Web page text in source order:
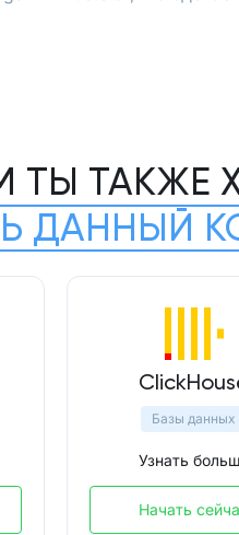
ТЫ ТАКЖЕ
ДАННЫЙ
Базы данных
Узнать
Начать